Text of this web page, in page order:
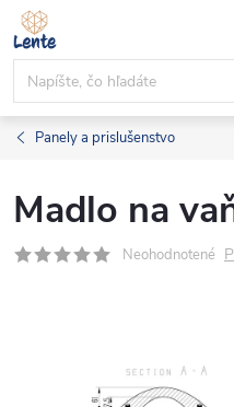
Prejsť
na
obsah
Panely a prislušenstvo
Madlo na
Neohodnotené